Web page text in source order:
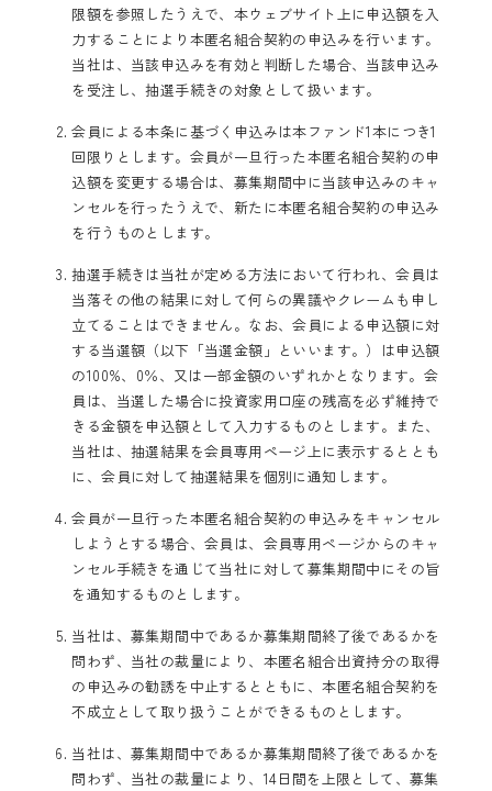
限額を参照したうえで、本ウェブサイト上に申込額を入
力することにより本匿名組合契約の申込みを行います。
当社は、当該申込みを有効と判断した場合、当該申込み
を受注し、抽選手続きの対象として扱います。
会員による本条に基づく申込みは本ファンド1本につき1
回限りとします。会員が一旦行った本匿名組合契約の申
込額を変更する場合は、募集期間中に当該申込みのキャ
ンセルを行ったうえで、新たに本匿名組合契約の申込み
を行うものとします。
抽選手続きは当社が定める方法において行われ、会員は
当落その他の結果に対して何らの異議やクレームも申し
立てることはできません。なお、会員による申込額に対
する当選額（以下「当選金額」といいます。）は申込額
の100%、0％、又は一部金額のいずれかとなります。会
員は、当選した場合に投資家用口座の残高を必ず維持で
きる金額を申込額として入力するものとします。また、
当社は、抽選結果を会員専用ページ上に表示するととも
に、会員に対して抽選結果を個別に通知します。
会員が一旦行った本匿名組合契約の申込みをキャンセル
しようとする場合、会員は、会員専用ページからのキャ
ンセル手続きを通じて当社に対して募集期間中にその旨
を通知するものとします。
当社は、募集期間中であるか募集期間終了後であるかを
問わず、当社の裁量により、本匿名組合出資持分の取得
の申込みの勧誘を中止するとともに、本匿名組合契約を
不成立として取り扱うことができるものとします。
当社は、募集期間中であるか募集期間終了後であるかを
問わず、当社の裁量により、14日間を上限として、募集